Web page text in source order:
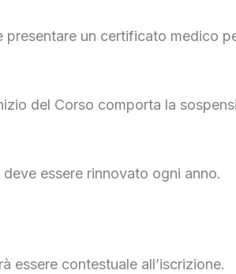
un certificato medico
del Corso comporta la
essere rinnovato ogni anno.
essere contestuale all’iscrizione.